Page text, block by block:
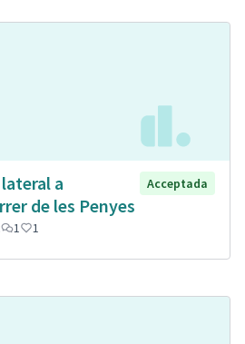
a
de les Penyes
Acceptada
1 1